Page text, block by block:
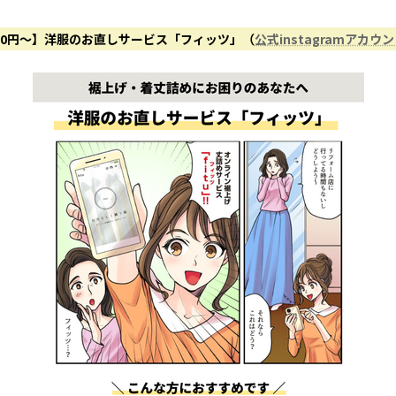
円〜】洋服のお直しサービス「フィッツ」（公式instagramアカウン